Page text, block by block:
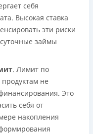
себя
Высокая ставка
эти риски
займы
. Лимит по
не
Это
себя от
накопления